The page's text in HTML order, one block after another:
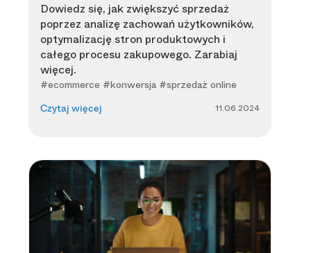
Dowiedz się, jak zwiększyć sprzedaż
poprzez analizę zachowań użytkowników,
optymalizację stron produktowych i
całego procesu zakupowego. Zarabiaj
więcej.
#ecommerce #konwersja #sprzedaż online
Czytaj więcej 11.06.2024